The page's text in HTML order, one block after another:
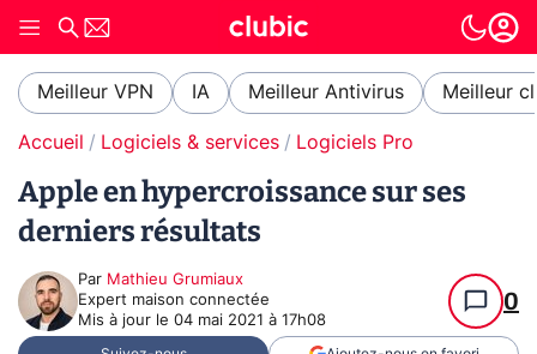
Meilleur VPN IA Meilleur Antivirus Meilleur
Accueil Logiciels & services Logiciels Pro
Apple en hypercroissance sur ses
derniers résultats
Par Mathieu Grumiaux
Expert maison connectée
Mis à jour le 04 mai 2021 à 17h08
0